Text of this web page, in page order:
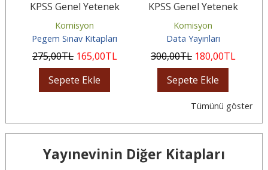
KPSS Genel Yetenek
Genel Kültür Ön Lisans
Tamamı...
Komisyon
Pegem Sınav Kitapları
275,00TL 165,00TL
Sepete Ekle
KPSS Genel Yetenek
Genel Kültür Tamamı
Çözümlü 8...
Komisyon
Data Yayınları
300,00TL 180,00TL
Sepete Ekle
Tümünü göster
Yayınevinin Diğer Kitapları